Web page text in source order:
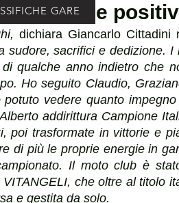
più che
dichiara Giancarlo
sacrifici e dedizione.
qualche anno indietro che
Ho seguito Claudio,
vedere quanto
addirittura Campione
poi trasformate in vittorie e
di più le proprie energie in
Il moto club è
che oltre al titolo
e gestita da solo.
GARE